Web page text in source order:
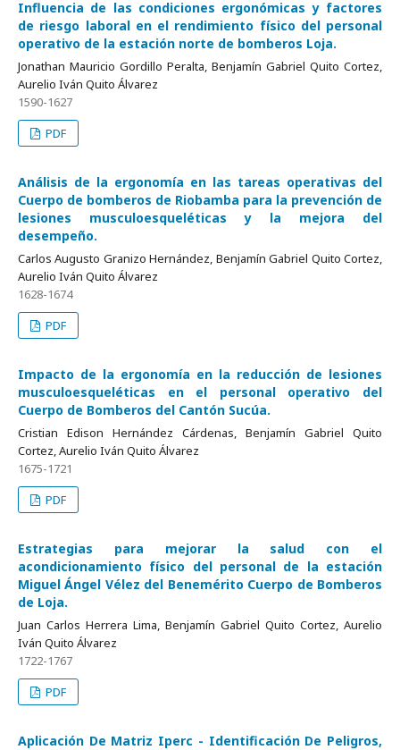
Influencia de las condiciones ergonómicas y factores
de riesgo laboral en el rendimiento físico del personal
operativo de la estación norte de bomberos Loja.
Jonathan Mauricio Gordillo Peralta, Benjamín Gabriel Quito Cortez,
Aurelio Iván Quito Álvarez
1590-1627
PDF
Análisis de la ergonomía en las tareas operativas del
Cuerpo de bomberos de Riobamba para la prevención de
lesiones musculoesqueléticas y la mejora del
desempeño.
Carlos Augusto Granizo Hernández, Benjamín Gabriel Quito Cortez,
Aurelio Iván Quito Álvarez
1628-1674
PDF
Impacto de la ergonomía en la reducción de lesiones
musculoesqueléticas en el personal operativo del
Cuerpo de Bomberos del Cantón Sucúa.
Cristian Edison Hernández Cárdenas, Benjamín Gabriel Quito
Cortez, Aurelio Iván Quito Álvarez
1675-1721
PDF
Estrategias para mejorar la salud con el
acondicionamiento físico del personal de la estación
Miguel Ángel Vélez del Benemérito Cuerpo de Bomberos
de Loja.
Juan Carlos Herrera Lima, Benjamín Gabriel Quito Cortez, Aurelio
Iván Quito Álvarez
1722-1767
PDF
Aplicación De Matriz Iperc - Identificación De Peligros,